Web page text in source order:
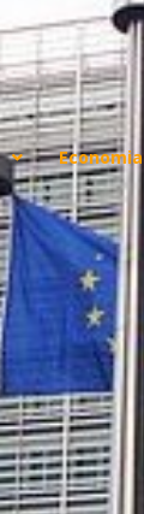
Economia